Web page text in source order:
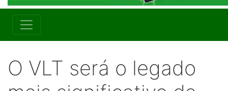
O VLT será o legado